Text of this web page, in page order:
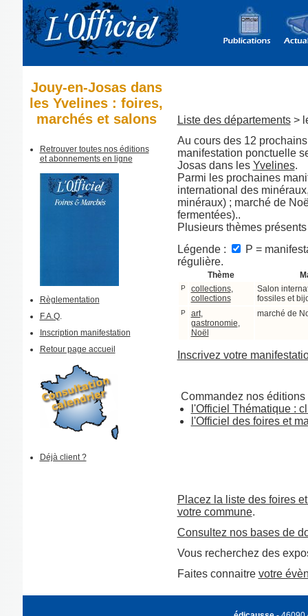
Jouy-en-Josas dans
les Yvelines : foires,
marchés et salons
Retrouver toutes nos éditions
et abonnements en ligne
Règlementation
F.A.Q.
Inscription manifestation
Retour page accueil
Déjà client ?
Liste des départements>
Au cours des 12
manifestation ponctuelle
Josas dans les Yvelines.
Parmi les prochaines
international des
minéraux) ; marché de
fermentées)..
Plusieurs thèmes
Légende :
P =
régulière.
Thème
P collections,
collections
Salon
fossiles et
P art,
gastronomie,
Noël
marché de
Inscrivez votre
Commandez nos éditions
l'Officiel Thématique :
l'Officiel des foires et
Placez la liste des foires
votre commune.
Consultez nos bases de
Vous recherchez des
Faites connaitre votre